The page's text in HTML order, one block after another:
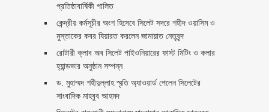
প্রতিষ্ঠাবার্ষিকী পালিত ‎​
কেন্দ্রীয় কর্মসূচীর অংশ হিসেবে সিলেট সদরে শহীদ ওয়াসিম ও
মুস্তাকের কবর যিয়ারত করলেন জামায়াত নেতৃবৃন্দ ‎
রোটারী ক্লাব অব সিলেট পাইওনিয়ারের ফাস্ট মিটিং ও কলার
হ্যান্ডভার অনুষ্ঠান সম্পন্ন
ড. মুহাম্মদ শহীদুল্লাহ স্মৃতি অ্যাওয়ার্ড পেলেন সিলেটের
সাংবাদিক মাহবুব আহমদ